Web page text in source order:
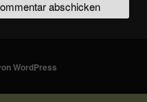
WordPress